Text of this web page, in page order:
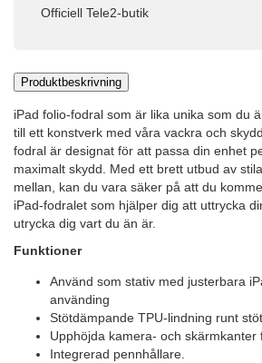
Officiell Tele2-butik
Produktbeskrivning
iPad folio-fodral som är lika unika som du
till ett konstverk med våra vackra och
fodral är designat för att passa din enhet
maximalt skydd. Med ett brett utbud av
mellan, kan du vara säker på att du
iPad-fodralet som hjälper dig att uttrycka
utrycka dig vart du än är.
Funktioner
Använd som stativ med justerbara
använding
Stötdämpande TPU-lindning runt
Upphöjda kamera- och skärmkanter
Integrerad pennhållare.